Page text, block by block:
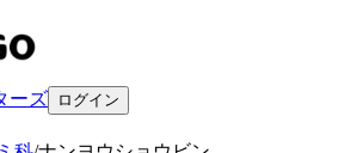
ーズ ログイン